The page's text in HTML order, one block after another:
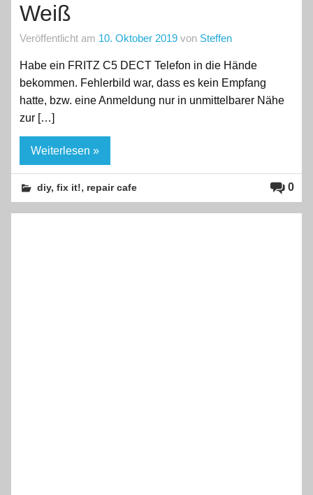
Weiß
Veröffentlicht am 10. Oktober 2019 von Steffen
Habe ein FRITZ C5 DECT Telefon in die Hände
bekommen. Fehlerbild war, dass es kein Empfang
hatte, bzw. eine Anmeldung nur in unmittelbarer Nähe
zur […]
Weiterlesen »
0
diy, fix it!, repair cafe